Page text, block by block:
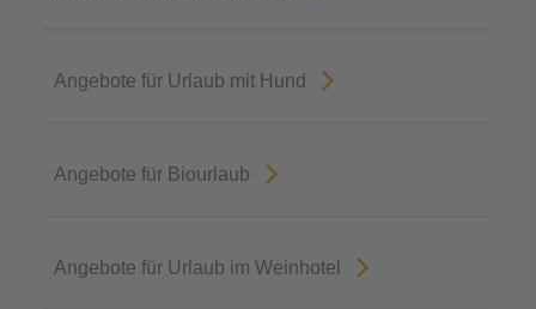
Angebote für Urlaub mit Hund
Angebote für Biourlaub
Angebote für Urlaub im Weinhotel